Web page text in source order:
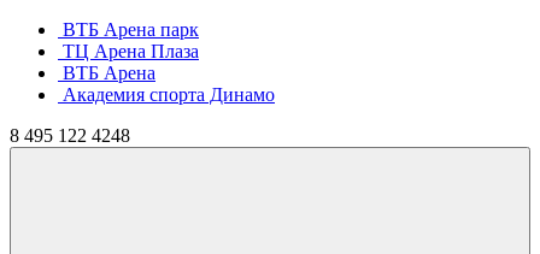
ВТБ Арена парк
ТЦ Арена Плаза
ВТБ Арена
Академия спорта Динамо
8 495 122 4248